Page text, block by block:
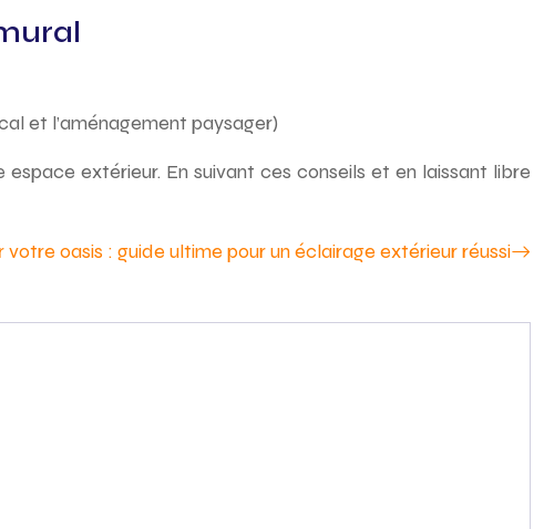
et l’aménagement paysager)
extérieur. En suivant ces conseils et en laissant libre
votre oasis : guide ultime pour un éclairage extérieur réussi